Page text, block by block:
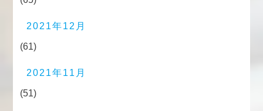
2021年12月
(61)
2021年11月
(51)